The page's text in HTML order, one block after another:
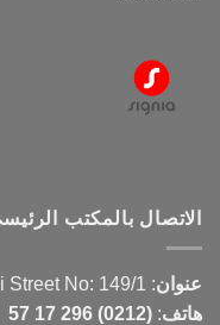
الاتصال بالمكتب
عنوان:
Street No: 149/1
هاتف:
(0212) 296 17 57